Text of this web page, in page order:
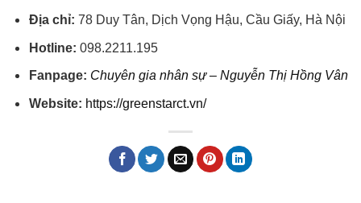
Địa chỉ: 78 Duy Tân, Dịch Vọng Hậu, Cầu Giấy, Hà Nội
Hotline: 098.2211.195
Fanpage: Chuyên gia nhân sự – Nguyễn Thị Hồng Vân
Website: https://greenstarct.vn/